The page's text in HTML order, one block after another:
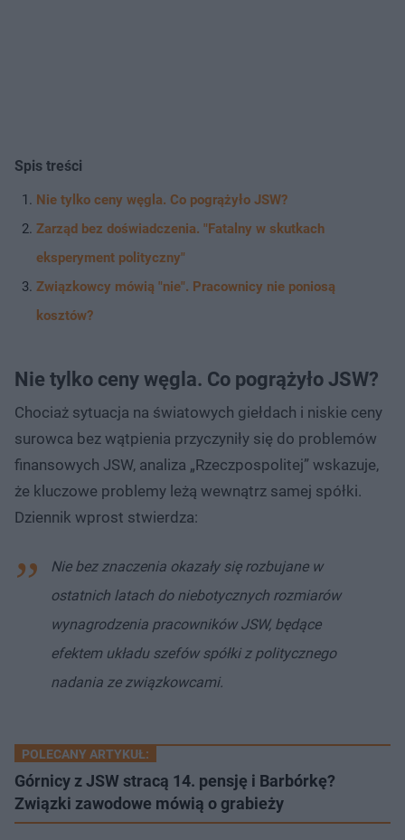
Spis treści
Nie tylko ceny węgla. Co pogrążyło JSW?
Zarząd bez doświadczenia. "Fatalny w skutkach
eksperyment polityczny"
Związkowcy mówią "nie". Pracownicy nie poniosą
kosztów?
Nie tylko ceny węgla. Co pogrążyło JSW?
Chociaż sytuacja na światowych giełdach i niskie ceny
surowca bez wątpienia przyczyniły się do problemów
finansowych JSW, analiza „Rzeczpospolitej” wskazuje,
że kluczowe problemy leżą wewnątrz samej spółki.
Dziennik wprost stwierdza:
Nie bez znaczenia okazały się rozbujane w
ostatnich latach do niebotycznych rozmiarów
wynagrodzenia pracowników JSW, będące
efektem układu szefów spółki z politycznego
nadania ze związkowcami.
POLECANY ARTYKUŁ:
Górnicy z JSW stracą 14. pensję i Barbórkę?
Związki zawodowe mówią o grabieży